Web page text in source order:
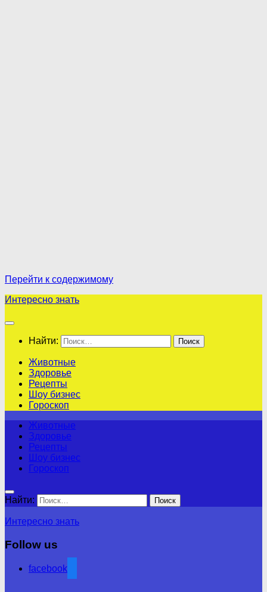
Перейти к содержимому
Интересно знать
Найти:
Животные
Здоровье
Рецепты
Шоу бизнес
Гороскоп
Животные
Здоровье
Рецепты
Шоу бизнес
Гороскоп
Найти:
Интересно знать
Follow us
facebook